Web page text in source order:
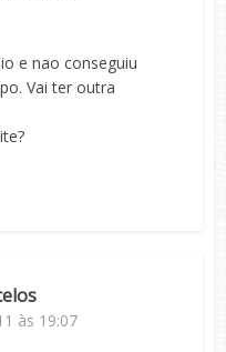
e nao conseguiu
Vai ter outra
às 19:07